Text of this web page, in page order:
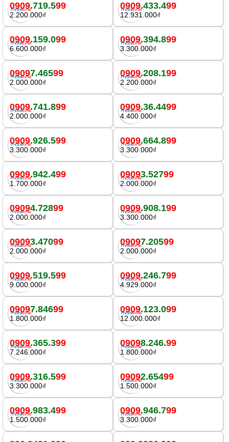
0909.719.599
2.200.000₫
0909.433.499
12.931.000₫
0909.159.099
6.600.000₫
0909.394.899
3.300.000₫
09097.46599
2.000.000₫
0909.208.199
2.200.000₫
0909.741.899
2.000.000₫
0909.36.4499
4.400.000₫
0909.926.599
3.300.000₫
0909.664.899
3.300.000₫
0909.942.499
1.700.000₫
09093.52799
2.000.000₫
09094.72899
2.000.000₫
0909.908.199
3.300.000₫
09093.47099
2.000.000₫
09097.20599
2.000.000₫
0909.519.599
9.000.000₫
0909.246.799
4.929.000₫
09097.84699
1.800.000₫
0909.123.099
12.000.000₫
0909.365.399
7.246.000₫
09098.246.99
1.800.000₫
0909.316.599
3.300.000₫
09092.65499
1.500.000₫
0909.983.499
1.500.000₫
0909.946.799
3.300.000₫